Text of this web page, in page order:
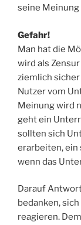
seine Meinung
Gefahr!
Man hat die
wird als
ziemlich
Nutzer vom
Meinung wird
geht ein
sollten sich
erarbeiten, ein
wenn das
Darauf
bedanken,
reagieren.